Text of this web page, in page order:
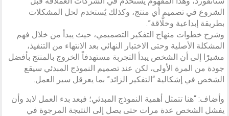
الشروع في تصميم أي منتج، وكذلك يُستخدم لحل المشكلات
بطريقة إبداعية وخلّاقة”.
وشرح خطوات منهاج التفكير التصميمي، حيث يبدأ من خلال فهم
المشكلة الأصلية وحتى الاختبار النهائي بعد الانتهاء من التنفيذ،
مشيرًا إلى أن الشخص يبدأ التجربة مستهدفاً الخروج بالمنتج بأفضل
جودة من المرة الأولى، لكن عند تصميم النموذج المبدئي سيقع
الشخص في إشكالية “التفكير الزائد” بما يعرقل سير العمل.
وأضاف: “هنا تتمثل أهمية النموذج المبدئي؛ فبعد بدء العمل لابد وأن
يفشل الشخص عدة مرات حتى يصل إلى النتيجة المرجوة في